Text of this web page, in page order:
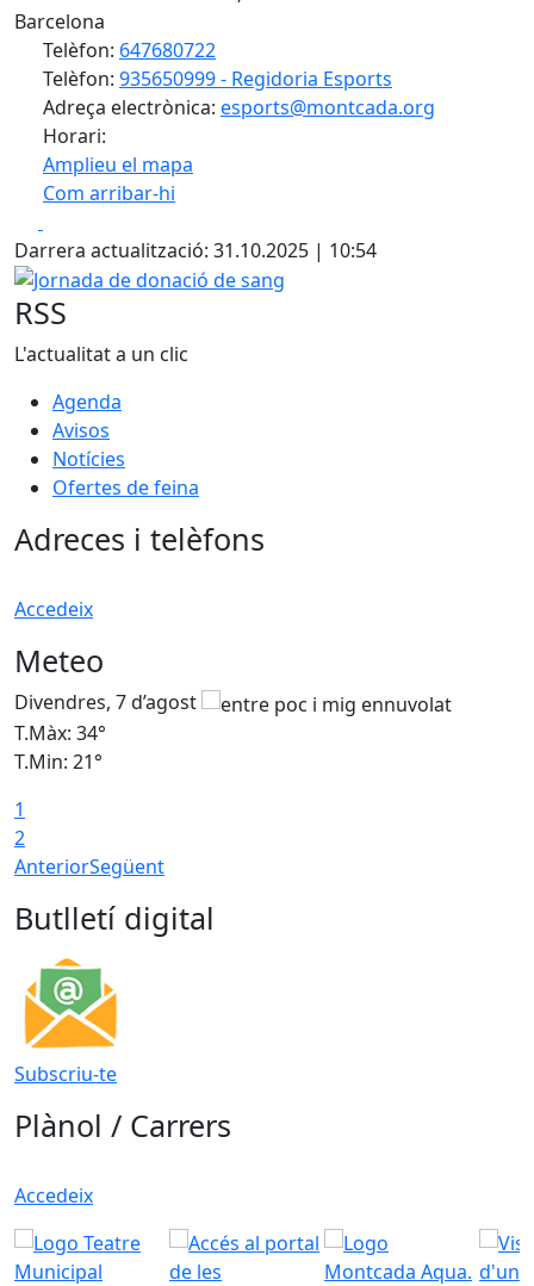
Barcelona
Telèfon: 647680722
Telèfon: 935650999 - Regidoria Esports
Adreça electrònica: esports@montcada.org
Horari:
Amplieu el mapa
Com arribar-hi
+
−
Darrera actualització: 31.10.2025 | 10:54
Jornada de donació de sang
RSS
L'actualitat a un clic
Agenda
Avisos
Notícies
Ofertes de feina
Adreces i telèfons
Accedeix
Meteo
Divendres, 7 d’agost
T.Màx: 34°
T.Min: 21°
1
2
AnteriorSegüent
Butlletí digital
Subscriu-te
Plànol / Carrers
Accedeix